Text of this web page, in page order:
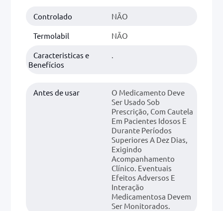
Controlado NÃO
Termolabil NÃO
Caracteristicas e
Benefícios
Antes de usar
O Medicamento Deve
Ser Usado Sob
Prescrição, Com Cautela
Em Pacientes Idosos E
Durante Períodos
Superiores A Dez Dias,
Exigindo
Acompanhamento
Clínico. Eventuais
Efeitos Adversos E
Interação
Medicamentosa Devem
Ser Monitorados.